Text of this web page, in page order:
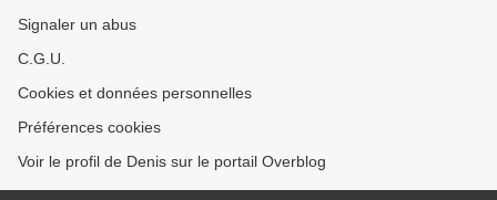
Signaler un abus
C.G.U.
Cookies et données personnelles
Préférences cookies
Voir le profil de Denis sur le portail Overblog